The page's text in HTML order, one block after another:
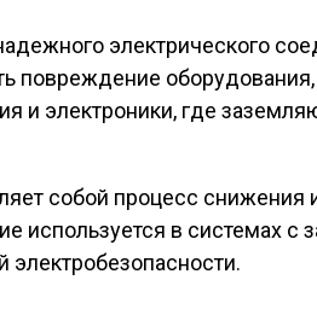
электрического
повреждение
и электроники, где
собой процесс снижения
используется в